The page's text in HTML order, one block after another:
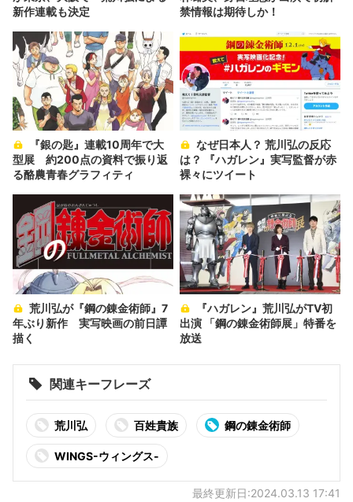
新作連載も決定
禁情報は期待しか！
型展 約200点の資料で振り返
る酪農青春グラフィティ
は？ 『ハガレン』実写監督が赤
裸々にツイート
年ぶり新作 実写映画の前日譚
描く
出演 「鋼の錬金術師展」特番を
放送
関連キーフレーズ
荒川弘 百姓貴族 鋼の錬金術師
WINGS-ウィングス-
最終更新日:2024.03.13 17:41